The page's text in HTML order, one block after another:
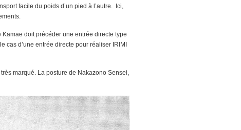
facile du poids d’un pied à l’autre. Ici,
doit précéder une entrée directe type
d’une entrée directe pour réaliser IRIMI
marqué. La posture de Nakazono Sensei,